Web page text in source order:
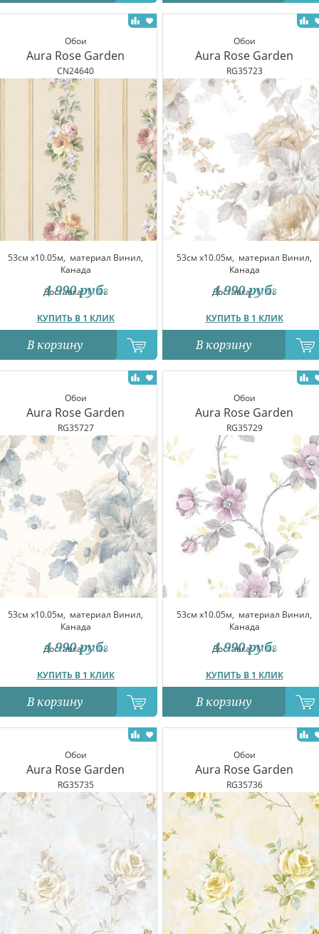
Обои
Aura Rose Garden
CN24640
53см x10.05м, материал Винил,
Канада
Доставка:11.08
КУПИТЬ В 1 КЛИК
4 990 руб.
В корзину
Обои
Aura Rose Garden
RG35723
53см x10.05м, материал Винил,
Канада
Доставка:11.08
КУПИТЬ В 1 КЛИК
4 990 руб.
В корзину
Обои
Aura Rose Garden
RG35727
53см x10.05м, материал Винил,
Канада
Доставка:11.08
КУПИТЬ В 1 КЛИК
4 990 руб.
В корзину
Обои
Aura Rose Garden
RG35729
53см x10.05м, материал Винил,
Канада
Доставка:11.08
КУПИТЬ В 1 КЛИК
4 990 руб.
В корзину
Обои
Aura Rose Garden
RG35735
Обои
Aura Rose Garden
RG35736